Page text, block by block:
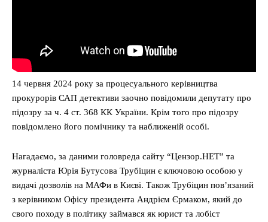
14 червня 2024 року за процесуального керівництва
прокурорів САП детективи заочно повідомили депутату про
підозру за ч. 4 ст. 368 КК України. Крім того про підозру
повідомлено його помічнику та наближеній особі.
Нагадаємо, за даними головреда сайту “Цензор.НЕТ” та
журналіста Юрія Бутусова Трубіцин є ключовою особою у
видачі дозволів на МАФи в Києві. Також Трубіцин пов’язаний
з керівником Офісу президента Андрієм Єрмаком, який до
свого походу в політику займався як юрист та лобіст